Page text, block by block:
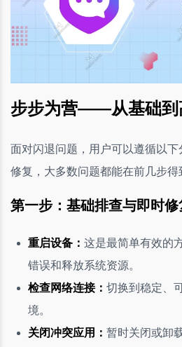
步步为营——从基础到
面对闪退问题，用户可以遵循以
修复，大多数问题都能在前几步得
第一步：基础排查与即时修
重启设备： 这是最简单有效的
错误和释放系统资源。
检查网络连接： 切换到稳定、
境。
关闭冲突应用： 暂时关闭或卸